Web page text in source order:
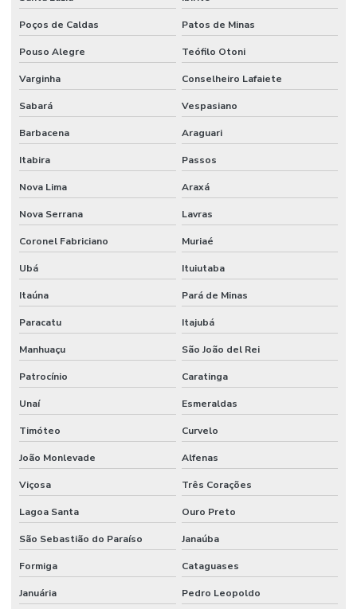
Poços de Caldas Patos de Minas
Pouso Alegre Teófilo Otoni
Varginha Conselheiro Lafaiete
Sabará Vespasiano
Barbacena Araguari
Itabira Passos
Nova Lima Araxá
Nova Serrana Lavras
Coronel Fabriciano Muriaé
Ubá Ituiutaba
Itaúna Pará de Minas
Paracatu Itajubá
Manhuaçu São João del Rei
Patrocínio Caratinga
Unaí Esmeraldas
Timóteo Curvelo
João Monlevade Alfenas
Viçosa Três Corações
Lagoa Santa Ouro Preto
São Sebastião do Paraíso Janaúba
Formiga Cataguases
Januária Pedro Leopoldo